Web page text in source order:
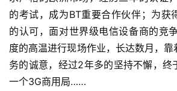
的考试，成为BT重要合作伙伴；为获
的认可，面对世界级电信设备商的竞
度的高温进行现场作业，长达数月，
务的诚意，经过2年多的坚持不懈，终
一个3G商用局……